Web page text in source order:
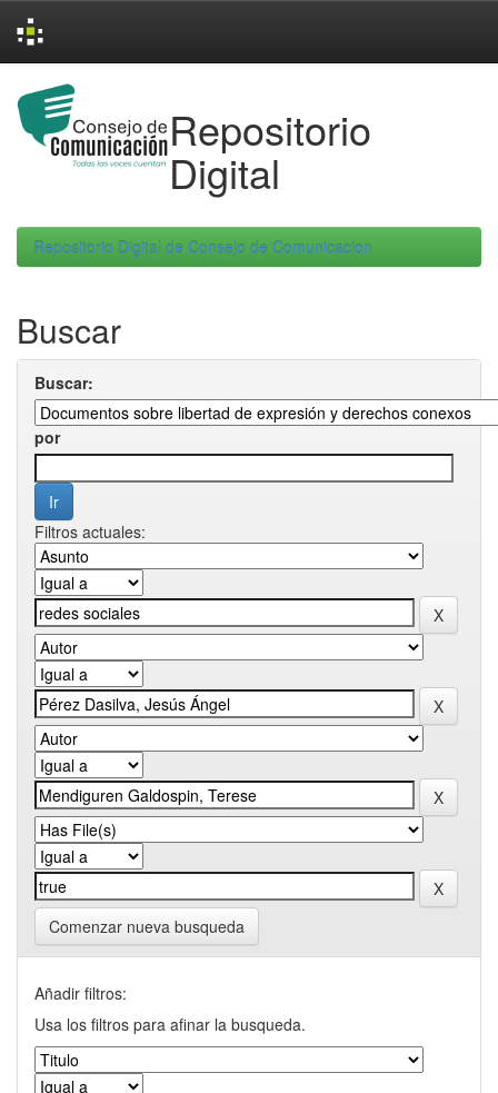
navigation
Repositorio
Digital
Repositorio Digital de Consejo de Comunicacion
Buscar
Buscar:
por
Filtros actuales:
Comenzar nueva busqueda
Añadir filtros:
Usa los filtros para afinar la busqueda.